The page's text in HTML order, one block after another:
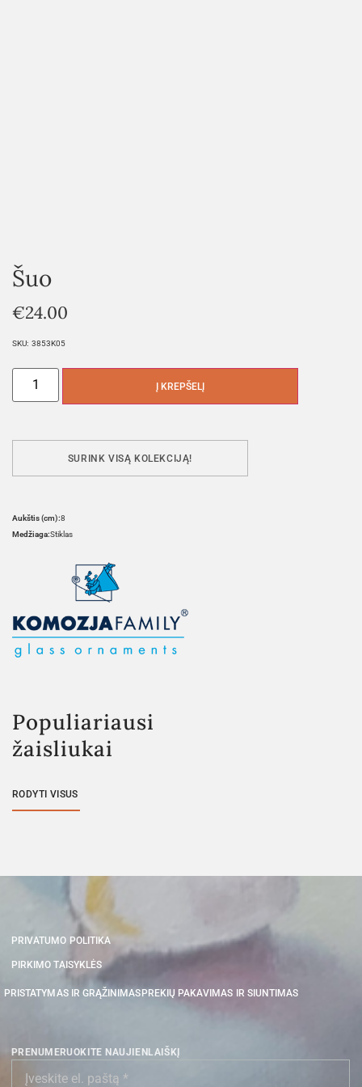
Šuo
€24.00
SKU: 3853K05
Į KREPŠELĮ
SURINK VISĄ KOLEKCIJĄ!
Aukštis (cm):8
Medžiaga:Stiklas
Populiariausi
žaisliukai
RODYTI VISUS
PRIVATUMO POLITIKA
PIRKIMO TAISYKLĖS
PRISTATYMAS IR GRĄŽINIMASPREKIŲ PAKAVIMAS IR SIUNTIMAS
PRENUMERUOKITE NAUJIENLAIŠKĮ